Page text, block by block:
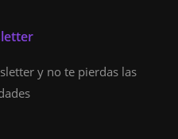
y no te pierdas las